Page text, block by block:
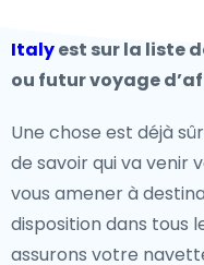
Italyest sur la liste
ou futur voyage
Une chose est déjà
de savoir qui va venir
vous amener à
disposition dans tous
assurons votre